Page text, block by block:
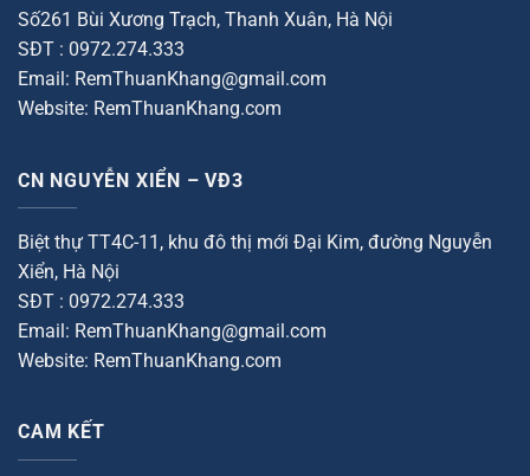
Số261 Bùi Xương Trạch, Thanh Xuân, Hà Nội
SĐT : 0972.274.333
Email: RemThuanKhang@gmail.com
Website: RemThuanKhang.com
CN NGUYỄN XIỂN – VĐ3
Biệt thự TT4C-11, khu đô thị mới Đại Kim, đường Nguyễn
Xiển, Hà Nội
SĐT : 0972.274.333
Email: RemThuanKhang@gmail.com
Website: RemThuanKhang.com
CAM KẾT